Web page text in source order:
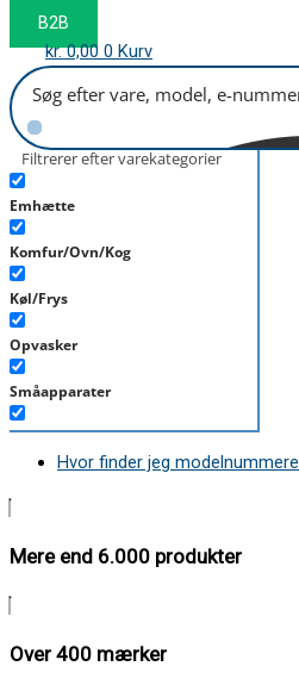
B2B
kr.0,00 0 Kurv
Filtrerer efter varekategorier
Emhætte
Komfur/Ovn/Kog
Køl/Frys
Opvasker
Småapparater
Støvsuger
Hvor finder jeg
Mere end 6.000 produkter
Over 400 mærker